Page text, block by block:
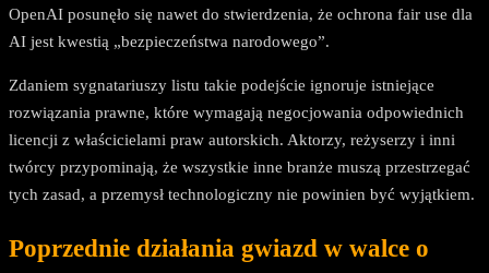
OpenAI posunęło się nawet do stwierdzenia, że ochrona fair use dla
AI jest kwestią „bezpieczeństwa narodowego”.
Zdaniem sygnatariuszy listu takie podejście ignoruje istniejące
rozwiązania prawne, które wymagają negocjowania odpowiednich
licencji z właścicielami praw autorskich. Aktorzy, reżyserzy i inni
twórcy przypominają, że wszystkie inne branże muszą przestrzegać
tych zasad, a przemysł technologiczny nie powinien być wyjątkiem.
Poprzednie działania gwiazd w walce o